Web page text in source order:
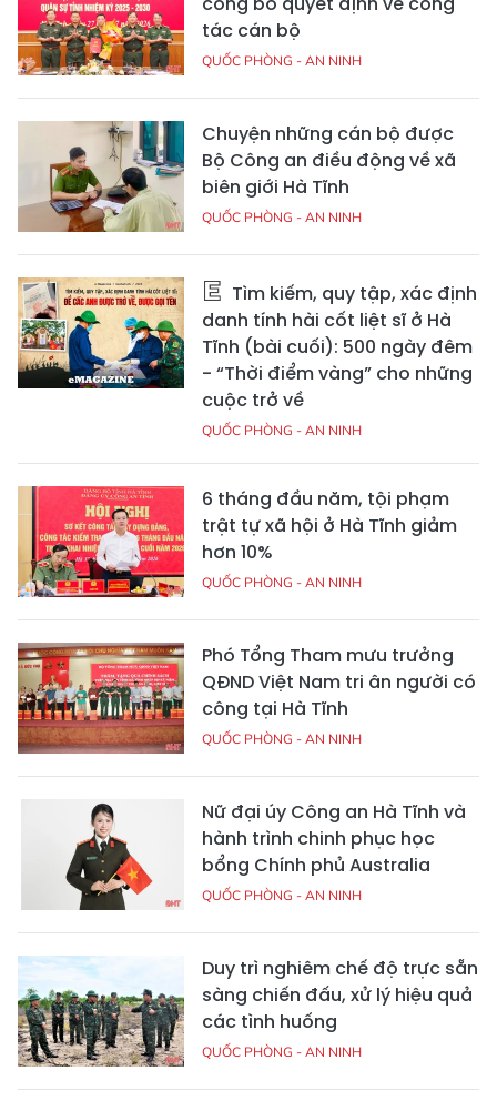
tác cán bộ
QUỐC PHÒNG - AN NINH
Chuyện những cán bộ được
Bộ Công an điều động về xã
biên giới Hà Tĩnh
QUỐC PHÒNG - AN NINH
Tìm kiếm, quy tập, xác định
danh tính hài cốt liệt sĩ ở Hà
Tĩnh (bài cuối): 500 ngày đêm
- “Thời điểm vàng” cho những
cuộc trở về
QUỐC PHÒNG - AN NINH
6 tháng đầu năm, tội phạm
trật tự xã hội ở Hà Tĩnh giảm
hơn 10%
QUỐC PHÒNG - AN NINH
Phó Tổng Tham mưu trưởng
QĐND Việt Nam tri ân người có
công tại Hà Tĩnh
QUỐC PHÒNG - AN NINH
Nữ đại úy Công an Hà Tĩnh và
hành trình chinh phục học
bổng Chính phủ Australia
QUỐC PHÒNG - AN NINH
Duy trì nghiêm chế độ trực sẵn
sàng chiến đấu, xử lý hiệu quả
các tình huống
QUỐC PHÒNG - AN NINH